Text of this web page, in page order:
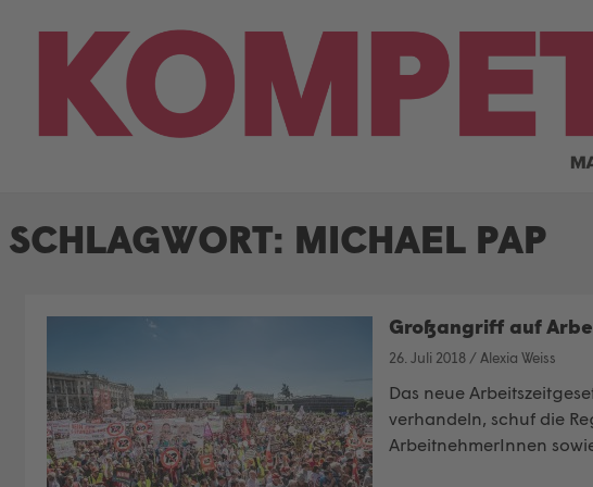
SCHLAGWORT: MICHAEL PAP
Großangriff auf
26. Juli 2018 / Alexia Weiss
Das neue
verhandeln, schuf die
ArbeitnehmerInnen